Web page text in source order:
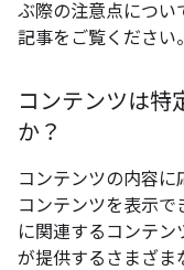
ぶ際の注意点につい
記事をご覧ください。
コンテンツは特
か？
コンテンツの内容に
コンテンツを表示で
に関連するコンテン
が提供するさまざま